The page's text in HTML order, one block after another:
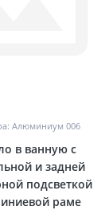
Алюминиум 006
в ванную с
и задней
подсветкой
раме